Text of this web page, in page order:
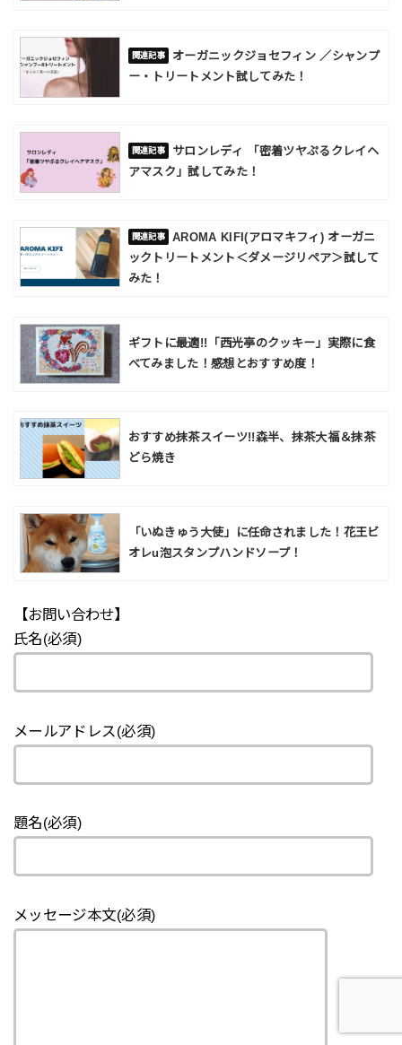
オーガニックジョセフィン ／シャンプ
ー・トリートメント試してみた！
サロンレディ 「密着ツヤぷるクレイヘ
アマスク」試してみた！
AROMA KIFI(アロマキフィ) オーガニ
ックトリートメント＜ダメージリペア＞試して
みた！
ギフトに最適!!「西光亭のクッキー」実際に食
べてみました！感想とおすすめ度！
おすすめ抹茶スイーツ!!森半、抹茶大福＆抹茶
どら焼き
「いぬきゅう大使」に任命されました！花王ビ
オレu泡スタンプハンドソープ！
【お問い合わせ】
氏名(必須)
メールアドレス(必須)
題名(必須)
メッセージ本文(必須)